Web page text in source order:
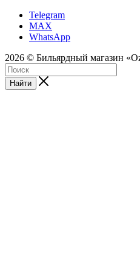
Telegram
MAX
WhatsApp
2026 © Бильярдный магазин
Найти